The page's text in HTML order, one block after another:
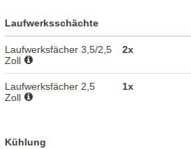
Laufwerksschächte
Laufwerksfächer 3,5/2,5
Zoll
2x
Laufwerksfächer 2,5
Zoll
1x
Kühlung